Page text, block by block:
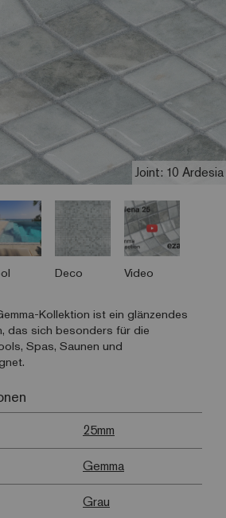
Joint: 10 Ardesia
Deco Video
Kollektion ist ein glänzendes
das sich besonders für die
Spas, Saunen und
25mm
Gemma
Grau